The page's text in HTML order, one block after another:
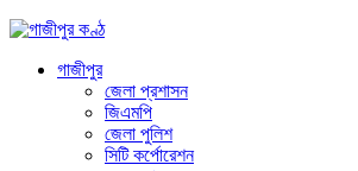
গাজীপুর
জেলা প্রশাসন
জিএমপি
জেলা পুলিশ
সিটি কর্পোরেশন